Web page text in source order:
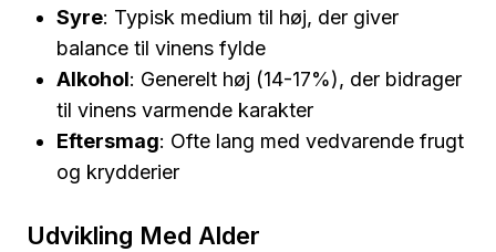
Syre: Typisk medium til høj, der giver
balance til vinens fylde
Alkohol: Generelt høj (14-17%), der bidrager
til vinens varmende karakter
Eftersmag: Ofte lang med vedvarende frugt
og krydderier
Udvikling Med Alder